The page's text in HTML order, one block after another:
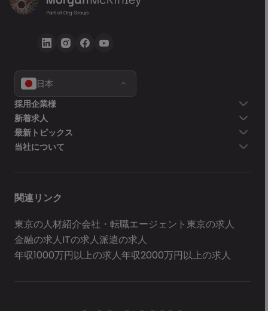
日本
採用企業様
新着求人
最新トピックス
当社について
関連リンク
東京の人材紹介会社・転職エージェント東京の求人
金融の求人ITの求人派遣の求人
年収1000万円以上の求人年収2000万円以上の求人